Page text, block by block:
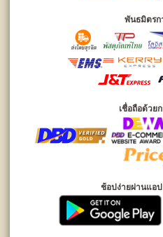
พันธมิตรก
เชื่อถือด้วย
ช้อปง่ายผ่านแอ